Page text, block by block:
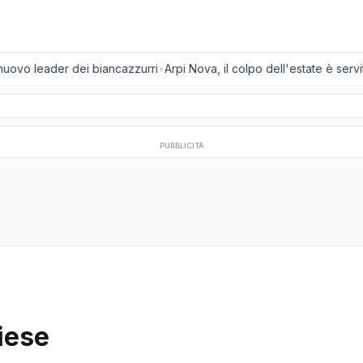
leader dei biancazzurri•Arpi Nova, il colpo dell'estate è
PUBBLICITÀ